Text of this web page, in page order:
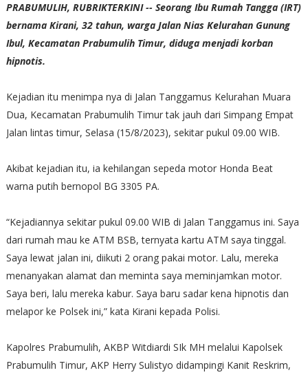
PRABUMULIH, RUBRIKTERKINI -- Seorang Ibu Rumah Tangga (IRT)
bernama Kirani, 32 tahun, warga Jalan Nias Kelurahan Gunung
Ibul, Kecamatan Prabumulih Timur, diduga menjadi korban
hipnotis.
Kejadian itu menimpa nya di Jalan Tanggamus Kelurahan Muara
Dua, Kecamatan Prabumulih Timur tak jauh dari Simpang Empat
Jalan lintas timur, Selasa (15/8/2023), sekitar pukul 09.00 WIB.
Akibat kejadian itu, ia kehilangan sepeda motor Honda Beat
warna putih bernopol BG 3305 PA.
“Kejadiannya sekitar pukul 09.00 WIB di Jalan Tanggamus ini. Saya
dari rumah mau ke ATM BSB, ternyata kartu ATM saya tinggal.
Saya lewat jalan ini, diikuti 2 orang pakai motor. Lalu, mereka
menanyakan alamat dan meminta saya meminjamkan motor.
Saya beri, lalu mereka kabur. Saya baru sadar kena hipnotis dan
melapor ke Polsek ini,” kata Kirani kepada Polisi.
Kapolres Prabumulih, AKBP Witdiardi SIk MH melalui Kapolsek
Prabumulih Timur, AKP Herry Sulistyo didampingi Kanit Reskrim,